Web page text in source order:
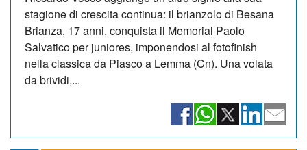
stagione di crescita continua: il brianzolo di Besana
Brianza, 17 anni, conquista il Memorial Paolo
Salvatico per juniores, imponendosi al fotofinish
nella classica da Piasco a Lemma (Cn). Una volata
da brividi,...